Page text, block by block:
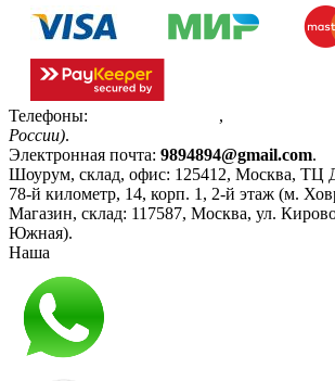
Телефоны: ,
России).
Электронная почта: 9894894@gmail.com.
Шоурум, склад, офис: 125412, Москва, ТЦ
78-й километр, 14, корп. 1, 2-й этаж (м.
Магазин, склад: 117587, Москва, ул.
Южная).
Наша